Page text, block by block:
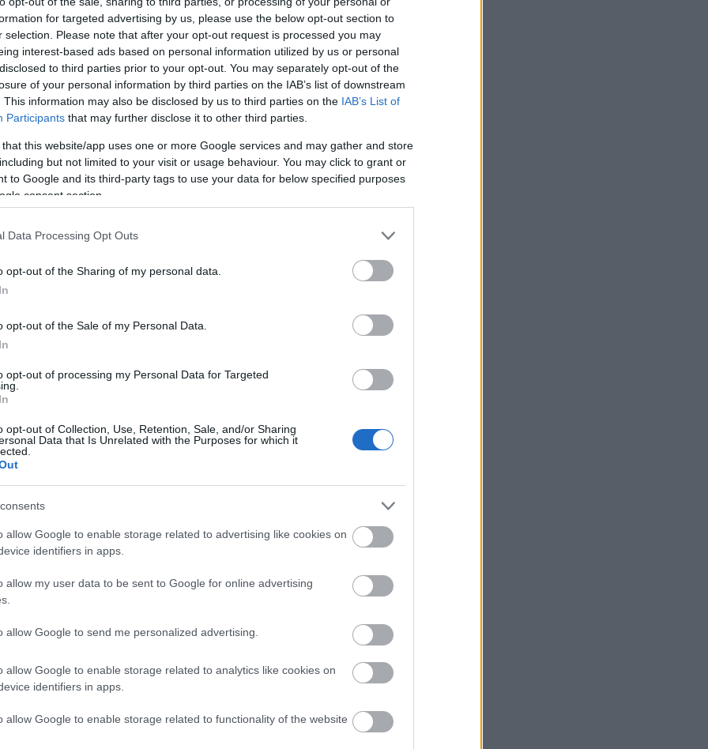
for targeted advertising by us, please use the below opt-out section to
selection. Please note that after your opt-out request is processed you may
interest-based ads based on personal information utilized by us or personal
to third parties prior to your opt-out. You may separately opt-out of the
of your personal information by third parties on the IAB’s list of downstream
This information may also be disclosed by us to third parties on the IAB’s List of
Participants that may further disclose it to other third parties.
that this website/app uses one or more Google services and may gather and store
but not limited to your visit or usage behaviour. You may click to grant or
to Google and its third-party tags to use your data for below specified purposes
consent section.
Data Processing Opt Outs
opt-out of the Sharing of my personal data.
opt-out of the Sale of my Personal Data.
opt-out of processing my Personal Data for Targeted
opt-out of Collection, Use, Retention, Sale, and/or Sharing
Data that Is Unrelated with the Purposes for which it
allow Google to enable storage related to advertising like cookies on
identifiers in apps.
allow my user data to be sent to Google for online advertising
allow Google to send me personalized advertising.
allow Google to enable storage related to analytics like cookies on
identifiers in apps.
allow Google to enable storage related to functionality of the website
Calilo και το όραμα της
ενεργά στη διοργάνωση και
η
ανάδειξη του κυκλαδίτικου νησιού ως
καταλυμάτων και επιχειρήσεων
Ίου από το 2012, ο Όμιλος Calilo διαθέτει
τις απαραίτητες υποδομές για να στηρίξει τη
αποτελεί ταυτόχρονα ευκαιρία διάκρισης
προτύπου για τις νεαρές ηλικίες,
από όλο τον κόσμο, προσφέροντας επιπλέον
Βασιλικής Πετρίδου,Συνιδιοκτήτριας και
του Ομίλου Calilo: Η προώθηση του
Ίου σε κορυφαίο, ποιοτικό και βιώσιμο